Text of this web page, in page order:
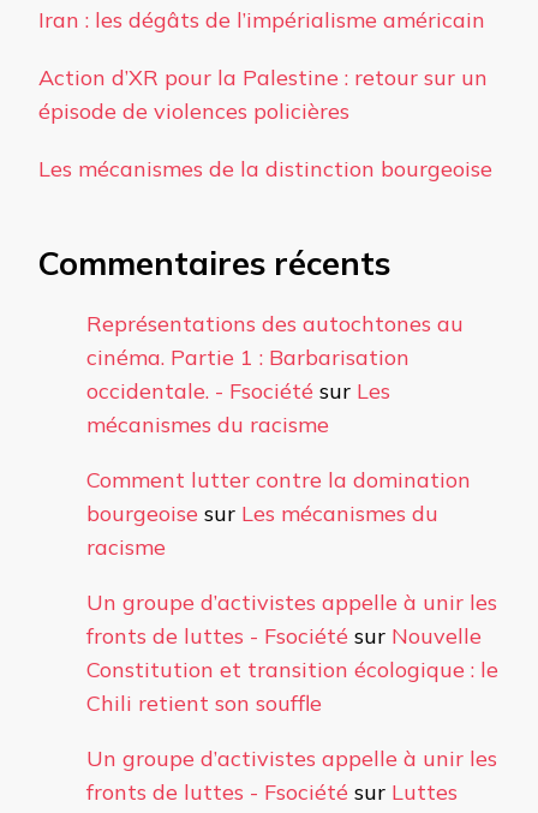
Iran : les dégâts de l’impérialisme américain
Action d’XR pour la Palestine : retour sur un
épisode de violences policières
Les mécanismes de la distinction bourgeoise
Commentaires récents
Représentations des autochtones au
cinéma. Partie 1 : Barbarisation
occidentale. - Fsociété sur Les
mécanismes du racisme
Comment lutter contre la domination
bourgeoise sur Les mécanismes du
racisme
Un groupe d’activistes appelle à unir les
fronts de luttes - Fsociété sur Nouvelle
Constitution et transition écologique : le
Chili retient son souffle
Un groupe d’activistes appelle à unir les
fronts de luttes - Fsociété sur Luttes